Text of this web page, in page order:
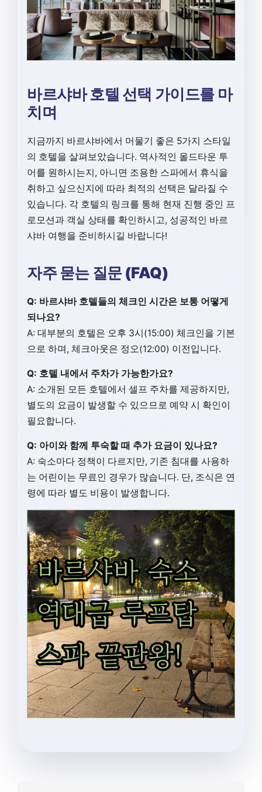
바르샤바 호텔 선택 가이드를 마
치며
지금까지 바르샤바에서 머물기 좋은 5가지 스타일
의 호텔을 살펴보았습니다. 역사적인 올드타운 투
어를 원하시는지, 아니면 조용한 스파에서 휴식을
취하고 싶으신지에 따라 최적의 선택은 달라질 수
있습니다. 각 호텔의 링크를 통해 현재 진행 중인 프
로모션과 객실 상태를 확인하시고, 성공적인 바르
샤바 여행을 준비하시길 바랍니다!
자주 묻는 질문 (FAQ)
Q: 바르샤바 호텔들의 체크인 시간은 보통 어떻게
되나요?
A: 대부분의 호텔은 오후 3시(15:00) 체크인을 기본
으로 하며, 체크아웃은 정오(12:00) 이전입니다.
Q: 호텔 내에서 주차가 가능한가요?
A: 소개된 모든 호텔에서 셀프 주차를 제공하지만,
별도의 요금이 발생할 수 있으므로 예약 시 확인이
필요합니다.
Q: 아이와 함께 투숙할 때 추가 요금이 있나요?
A: 숙소마다 정책이 다르지만, 기존 침대를 사용하
는 어린이는 무료인 경우가 많습니다. 단, 조식은 연
령에 따라 별도 비용이 발생합니다.